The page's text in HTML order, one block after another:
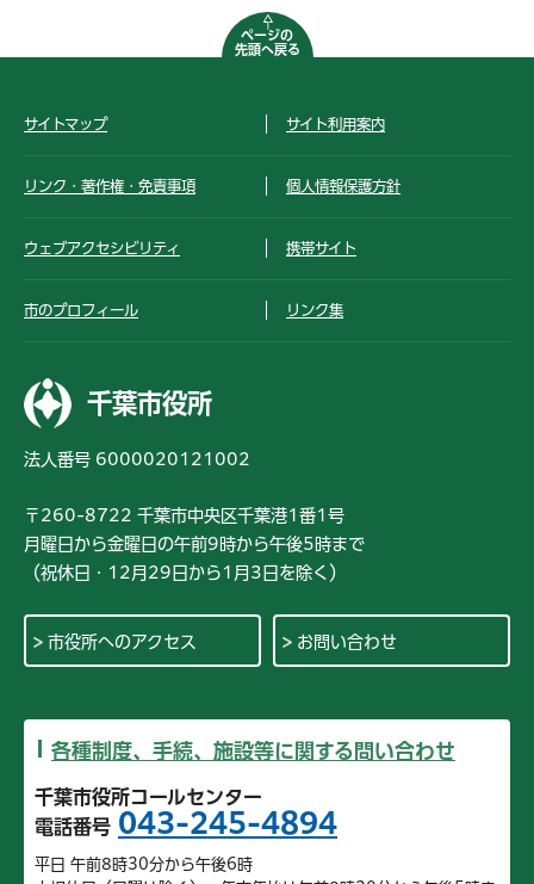
ページの
先頭へ戻る
サイトマップ サイト利用案内
リンク・著作権・免責事項 個人情報保護方針
ウェブアクセシビリティ 携帯サイト
市のプロフィール リンク集
千葉市役所
法人番号 6000020121002
〒260-8722 千葉市中央区千葉港1番1号
月曜日から金曜日の午前9時から午後5時まで
（祝休日・12月29日から1月3日を除く）
市役所へのアクセス お問い合わせ
各種制度、手続、施設等に関する問い合わせ
千葉市役所コールセンター
電話番号 043-245-4894
平日 午前8時30分から午後6時